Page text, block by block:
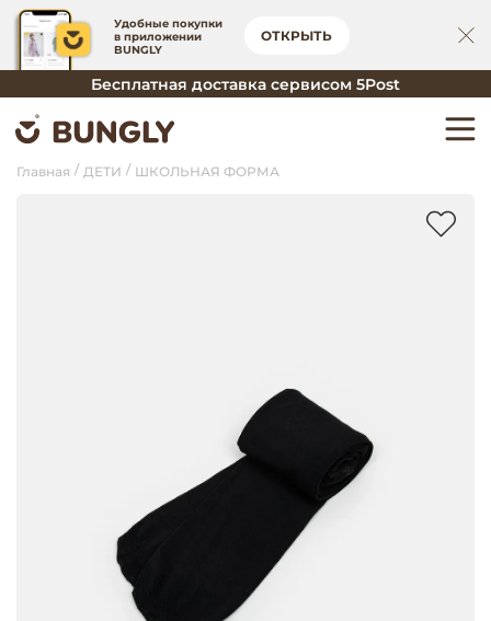
Удобные покупки
в приложении
BUNGLY
ОТКРЫТЬ
Бесплатная доставка сервисом 5Post
Главная ДЕТИ ШКОЛЬНАЯ ФОРМА